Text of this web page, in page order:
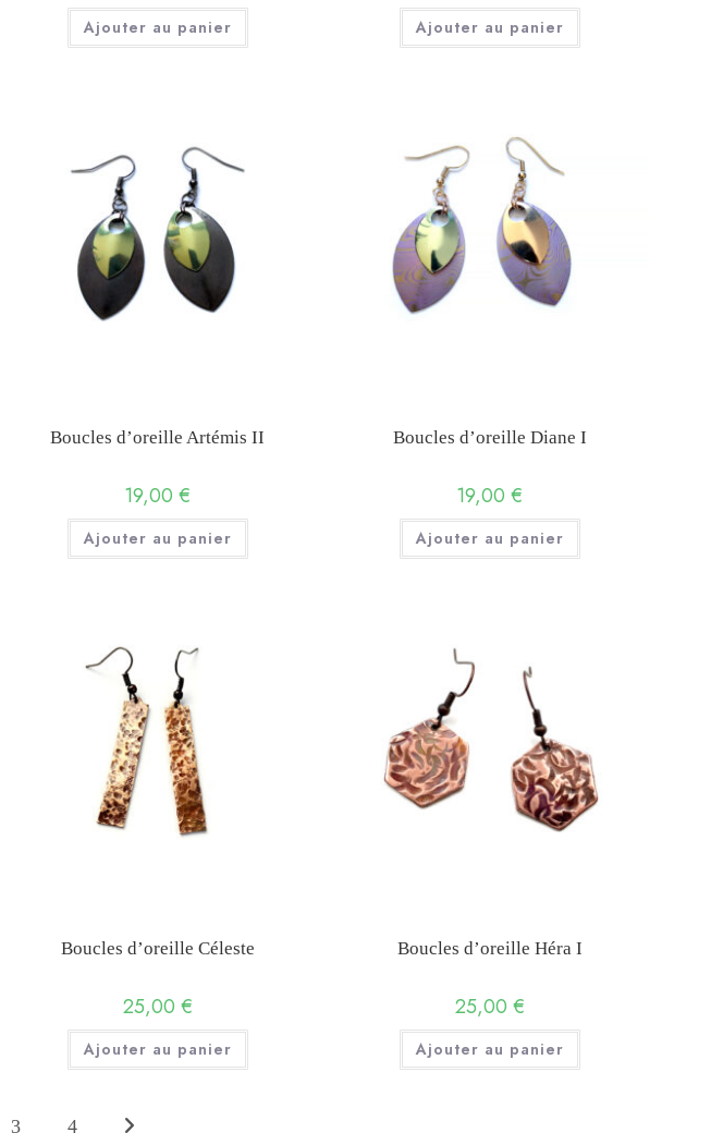
Ajouter au panier Ajouter au panier
Boucles d’oreille Artémis II
19,00 €
Ajouter au panier
Boucles d’oreille Diane I
19,00 €
Ajouter au panier
Boucles d’oreille Céleste
25,00 €
Ajouter au panier
Boucles d’oreille Héra I
25,00 €
Ajouter au panier
3 4